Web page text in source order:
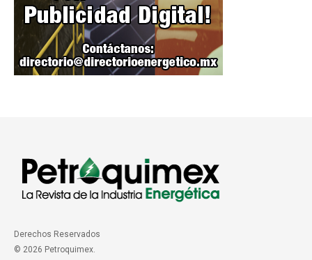
Derechos Reservados
© 2026 Petroquimex.